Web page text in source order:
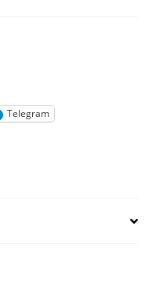
Telegram